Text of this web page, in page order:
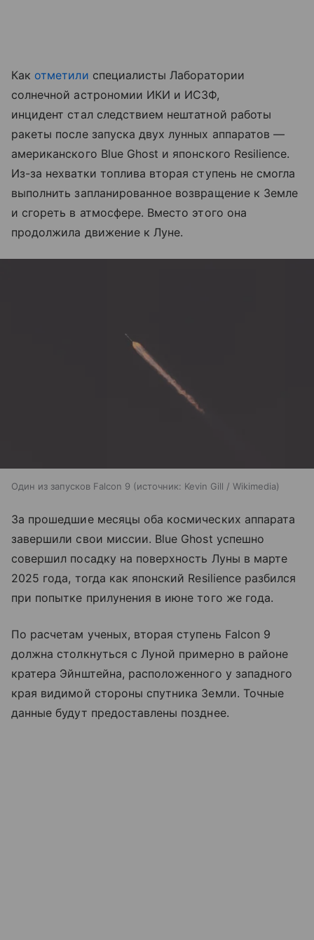
Как отметили специалисты Лаборатории
солнечной астрономии ИКИ и ИСЗФ,
инцидент стал следствием нештатной работы
ракеты после запуска двух лунных аппаратов —
американского Blue Ghost и японского Resilience.
Из-за нехватки топлива вторая ступень не смогла
выполнить запланированное возвращение к Земле
и сгореть в атмосфере. Вместо этого она
продолжила движение к Луне.
Один из запусков Falcon 9 источник: Kevin Gill / Wikimedia
За прошедшие месяцы оба космических аппарата
завершили свои миссии. Blue Ghost успешно
совершил посадку на поверхность Луны в марте
2025 года, тогда как японский Resilience разбился
при попытке прилунения в июне того же года.
По расчетам ученых, вторая ступень Falcon 9
должна столкнуться с Луной примерно в районе
кратера Эйнштейна, расположенного у западного
края видимой стороны спутника Земли. Точные
данные будут предоставлены позднее.